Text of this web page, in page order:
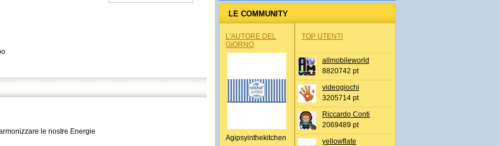
le nostre Energie
LE COMMUNITY
L'AUTORE DEL
GIORNO
Agipsyinthekitchen
TOP UTENTI
allmobileworld
8820742 pt
videogiochi
3205714 pt
Riccardo Conti
2069489 pt
yellowflate